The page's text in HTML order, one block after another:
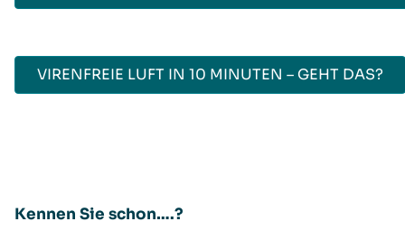
VIRENFREIE LUFT IN 10 MINUTEN – GEHT DAS?
Kennen Sie schon….?